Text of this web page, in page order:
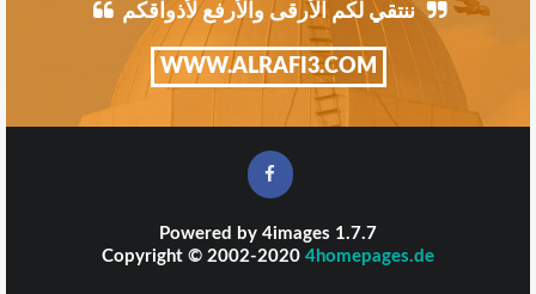
ننتقي لكم الأرقى والأرفع لأذواقكم
WWW.ALRAFI3.COM
Powered by 4images 1.7.7
Copyright © 2002-2020 4homepages.de